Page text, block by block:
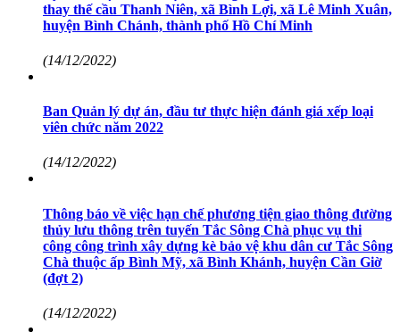
thay thế cầu Thanh Niên, xã Bình Lợi, xã Lê Minh Xuân,
huyện Bình Chánh, thành phố Hồ Chí Minh
(14/12/2022)
Ban Quản lý dự án, đầu tư thực hiện đánh giá xếp loại
viên chức năm 2022
(14/12/2022)
Thông báo về việc hạn chế phương tiện giao thông đường
thủy lưu thông trên tuyến Tắc Sông Chà phục vụ thi
công công trình xây dựng kè bảo vệ khu dân cư Tắc Sông
Chà thuộc ấp Bình Mỹ, xã Bình Khánh, huyện Cần Giờ
(đợt 2)
(14/12/2022)